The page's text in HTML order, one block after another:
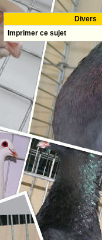
Divers
Imprimer ce sujet